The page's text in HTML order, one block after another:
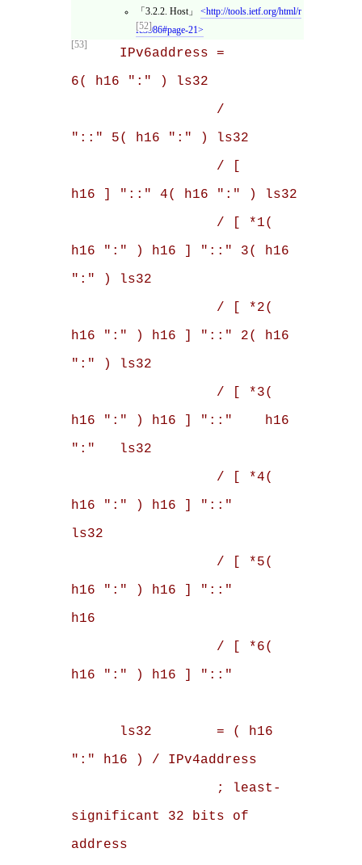
[52]
3.2.2. Host
http://tools.ietf.org/html/r
fc3986#page-21
[53]
      IPv6address =
6( h16 ":" ) ls32
                  /
"::" 5( h16 ":" ) ls32
                  / [
h16 ] "::" 4( h16 ":" ) ls32
                  / [ *1(
h16 ":" ) h16 ] "::" 3( h16
":" ) ls32
                  / [ *2(
h16 ":" ) h16 ] "::" 2( h16
":" ) ls32
                  / [ *3(
h16 ":" ) h16 ] "::"    h16
":"   ls32
                  / [ *4(
h16 ":" ) h16 ] "::"
ls32
                  / [ *5(
h16 ":" ) h16 ] "::"
h16
                  / [ *6(
h16 ":" ) h16 ] "::"
      ls32        = ( h16
":" h16 ) / IPv4address
                  ; least-
significant 32 bits of
address